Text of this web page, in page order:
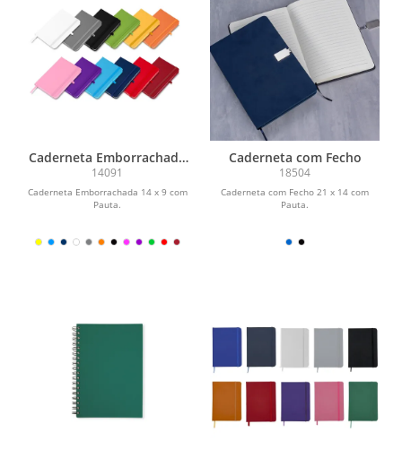
Caderneta Emborrachada
com Porta Caneta
14091
Caderneta Emborrachada 14 x 9 com
Pauta.
Caderneta com Fecho
18504
Caderneta com Fecho 21 x 14 com
Pauta.